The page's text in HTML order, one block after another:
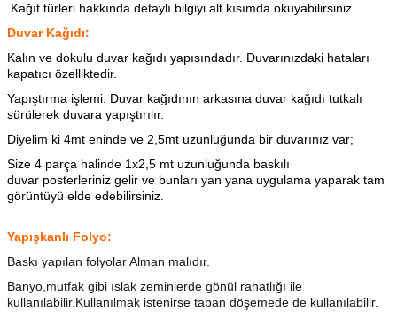
Kağıt türleri hakkında detaylı bilgiyi alt kısımda okuyabilirsiniz.
Duvar Kağıdı:
Kalın ve dokulu duvar kağıdı yapısındadır. Duvarınızdaki hataları
kapatıcı özelliktedir.
Yapıştırma işlemi: Duvar kağıdının arkasına duvar kağıdı tutkalı
sürülerek duvara yapıştırılır.
Diyelim ki 4mt eninde ve 2,5mt uzunluğunda bir duvarınız var;
Size 4 parça halinde 1x2,5 mt uzunluğunda baskılı
duvar posterleriniz gelir ve bunları yan yana uygulama yaparak tam
görüntüyü elde edebilirsiniz.
Yapışkanlı Folyo:
Baskı yapılan folyolar Alman malıdır.
Banyo,mutfak gibi ıslak zeminlerde gönül rahatlığı ile
kullanılabilir.Kullanılmak istenirse taban döşemede de kullanılabilir.